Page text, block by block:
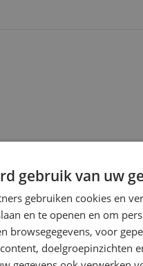
gebruik van uw
gebruiken cookies en
en te openen en om
browsegegevens, voor
doelgroepinzichten